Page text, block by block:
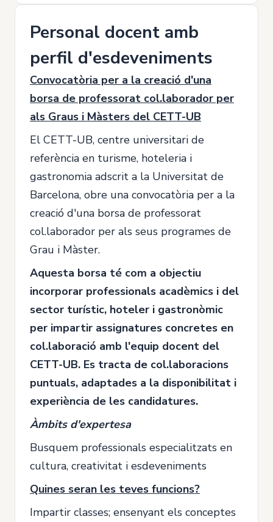
Personal docent amb
perfil d'esdeveniments
Convocatòria per a la creació d'una
borsa de professorat col.laborador per
als Graus i Màsters del CETT-UB
El CETT-UB, centre universitari de
referència en turisme, hoteleria i
gastronomia adscrit a la Universitat de
Barcelona, obre una convocatòria per a la
creació d'una borsa de professorat
col.laborador per als seus programes de
Grau i Màster.
Aquesta borsa té com a objectiu
incorporar professionals acadèmics i del
sector turístic, hoteler i gastronòmic
per impartir assignatures concretes en
col.laboració amb l'equip docent del
CETT-UB. Es tracta de col.laboracions
puntuals, adaptades a la disponibilitat i
experiència de les candidatures.
Àmbits d'expertesa
Busquem professionals especialitzats en
cultura, creativitat i esdeveniments
Quines seran les teves funcions?
Impartir classes; ensenyant els conceptes